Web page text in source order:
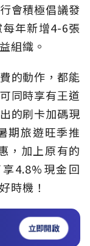
會積極倡議發
年新增4-6張
組織。
的動作，都能
同時享有王道
的刷卡加碼現
期旅遊旺季推
，加上原有的
4.8%現金回
時機！
立即開啟